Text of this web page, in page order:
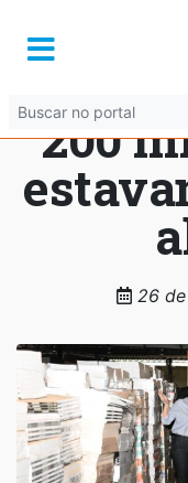
200
26 de